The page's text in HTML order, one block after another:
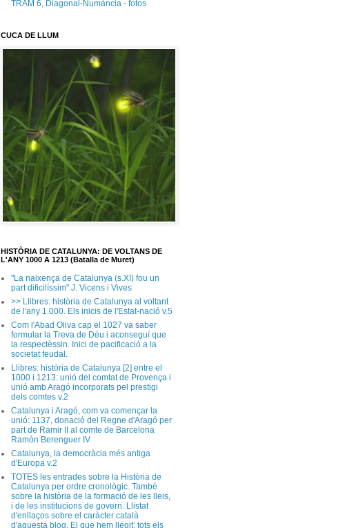
TRAM 6, Diagonal-Numància - fotos
CUCA DE LLUM
HISTÒRIA DE CATALUNYA: DE VOLTANS DE
L'ANY 1000 A 1213 (Batalla de Muret)
"La naixença de Catalunya (s.XI) fou un
part dificilíssim" J. Vicens i Vives
>> Llibres: història de Catalunya al voltant
de l'any 1.000. Els inicis de l'Estat-nació v.5
Com l'Abad Oliva cap el 1027 va saber
formular la Treva de Déu i aconseguí que
la respectèssin. Inici de pacificació a la
societat feudal.
Llibres: història de Catalunya [2] entre el
1000 i 1213: unió del comtat de Provença i
unió amb Aragó incorporats pel prestigi
dels comtes v.2
Catalunya i Aragó, com va començar la
unió: 1137, donació del Regne d'Aragó per
part de Ramir II al comte de Barcelona
Ramón Berenguer IV
Catalunya, la democràcia més antiga
d'Europa v.2
TOTES les entrades sobre la Història de
Catalunya per ordre cronològic. També
sobre la història de la formació de les lleis,
i de les institucions de govern. Llistat
d'enllaços sobre el caràcter català
d'aquesta blog. El que hem llegit: tots els